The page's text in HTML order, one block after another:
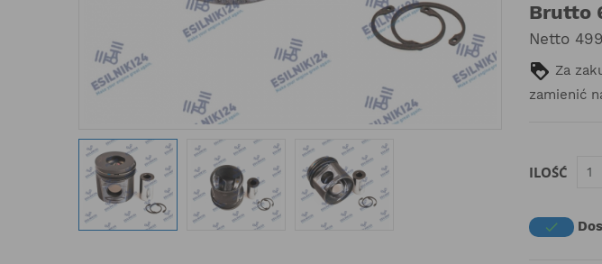
Brutto
Netto
Za
zamienić
ILOŚĆ
